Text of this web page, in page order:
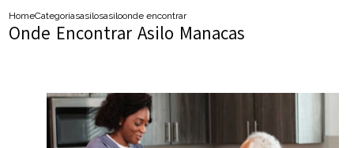
HomeCategoriasasilosasiloonde encontrar asilo manacas
Onde Encontrar Asilo Manacas